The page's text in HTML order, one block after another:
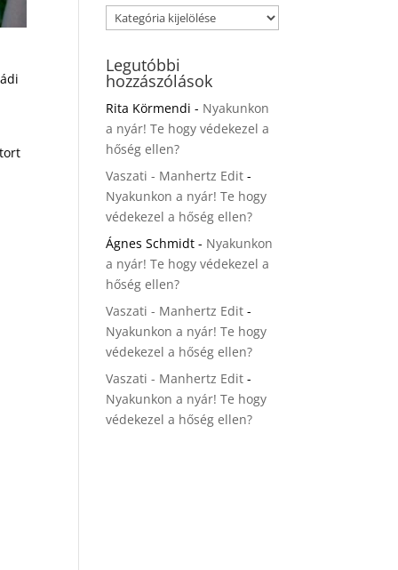
Kategóriák
Legutóbbi
hozzászólások
Rita Körmendi - Nyakunkon
a nyár! Te hogy védekezel a
hőség ellen?
Vaszati - Manhertz Edit -
Nyakunkon a nyár! Te hogy
védekezel a hőség ellen?
Ágnes Schmidt - Nyakunkon
a nyár! Te hogy védekezel a
hőség ellen?
Vaszati - Manhertz Edit -
Nyakunkon a nyár! Te hogy
védekezel a hőség ellen?
Vaszati - Manhertz Edit -
Nyakunkon a nyár! Te hogy
védekezel a hőség ellen?